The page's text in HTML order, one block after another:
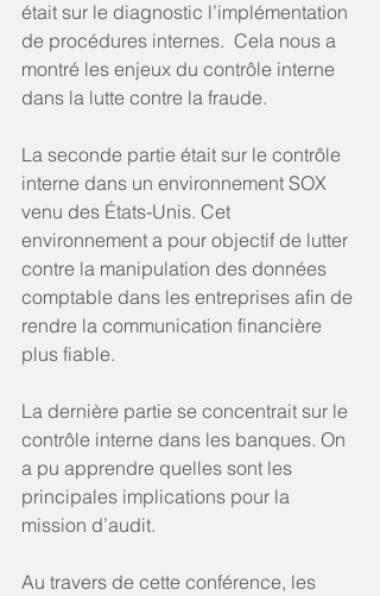
était sur le diagnostic l’implémentation
de procédures internes.  Cela nous a
montré les enjeux du contrôle interne
dans la lutte contre la fraude.
La seconde partie était sur le contrôle
interne dans un environnement SOX
venu des États-Unis. Cet
environnement a pour objectif de lutter
contre la manipulation des données
comptable dans les entreprises afin de
rendre la communication financière
plus fiable.
La dernière partie se concentrait sur le
contrôle interne dans les banques. On
a pu apprendre quelles sont les
principales implications pour la
mission d’audit.
Au travers de cette conférence, les